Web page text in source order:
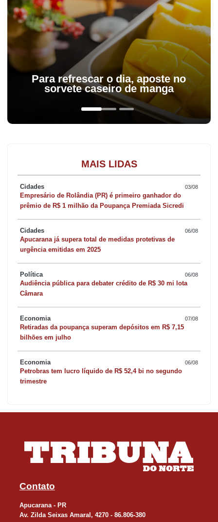
Para refrescar o dia, aposte no
sorvete caseiro de manga
MAIS LIDAS
Cidades 03/08
Empresário de Rolândia (PR) é primeiro ganhador do
prêmio de R$ 1 milhão da Poupança Premiada Sicredi
Cidades 06/08
Apucarana já supera total de medidas protetivas de
urgência emitidas em 2025
Política 06/08
Audiência pública para debater crédito de R$ 30 mi lota
Câmara
Economia 07/08
Retiradas da poupança superam depósitos em R$ 7,15
bilhões em julho
Economia 06/08
Petrobras tem lucro líquido de R$ 52,4 bi no segundo
trimestre
Contato
Apucarana - PR
Av. Zilda Seixas Amaral, 4270 - 86.806-380